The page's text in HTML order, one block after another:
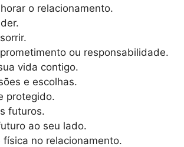
o relacionamento.
ou responsabilidade.
vida contigo.
e escolhas.
protegido.
futuros.
ao seu lado.
no relacionamento.